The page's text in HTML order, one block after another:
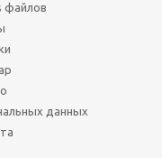
файлов
данных